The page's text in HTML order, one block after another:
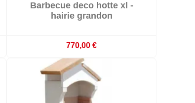
Livré sous 20 jours ouvrés
Barbecue deco hotte xl -
hairie grandon
770,00 €